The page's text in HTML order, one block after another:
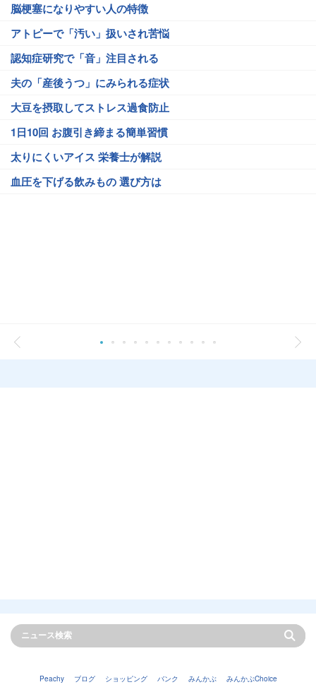
脳梗塞になりやすい人の特徴
アトピーで「汚い」扱いされ苦悩
認知症研究で「音」注目される
夫の「産後うつ」にみられる症状
大豆を摂取してストレス過食防止
1日10回 お腹引き締まる簡単習慣
太りにくいアイス 栄養士が解説
血圧を下げる飲みもの 選び方は
Peachy ブログ ショッピング バンク みんかぶ みんかぶChoice